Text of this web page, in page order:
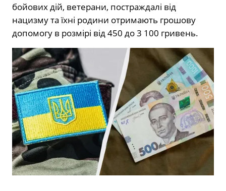
бойових дій, ветерани, постраждалі від
нацизму та їхні родини отримають грошову
допомогу в розмірі від 450 до 3 100 гривень.